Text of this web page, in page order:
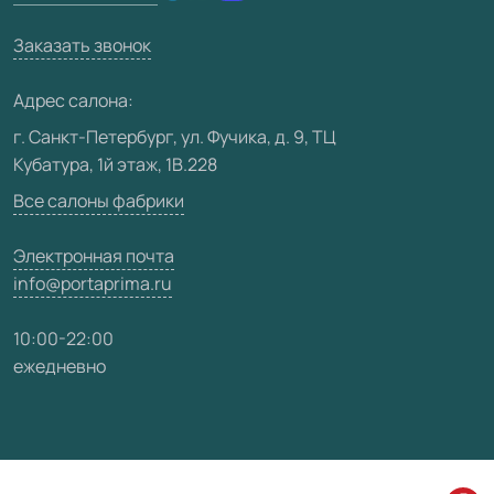
Юридическая информация
Вакансии
Видео
Карта сайта
Заказать звонок
Адрес салона:
г. Санкт-Петербург, ул. Фучика, д. 9, ТЦ
Кубатура, 1й этаж, 1В.228
Все салоны фабрики
Электронная почта
info@portaprima.ru
10:00-22:00
ежедневно